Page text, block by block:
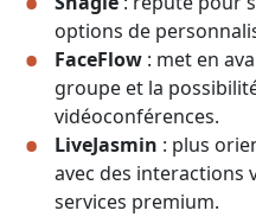
options de
FaceFlow: met en
groupe et la
vidéoconférences.
LiveJasmin : plus
avec des interactions
services premium.